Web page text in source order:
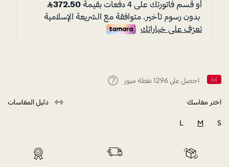
احصل على 1296 نقطة ميوز
اختر مقاسك
دليل المقاسات
S
M
L